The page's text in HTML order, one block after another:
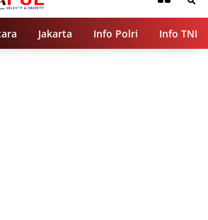
Jakarta Info Polri Info TNI